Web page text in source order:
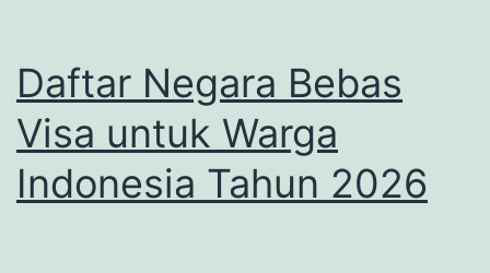
Daftar Negara Bebas
Visa untuk Warga
Indonesia Tahun 2026